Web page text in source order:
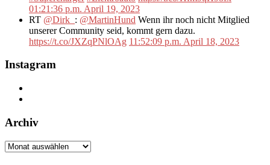
01:21:36 p.m. April 19, 2023
RT @Dirk_ : @MartinHund Wenn ihr noch nicht Mitglied
unserer Community seid, kommt gern dazu.
https://t.co/JXZqPNlOAg 11:52:09 p.m. April 18, 2023
Instagram
Archiv
Archiv